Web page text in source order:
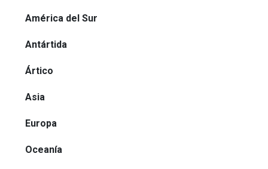
América del Sur
Antártida
Ártico
Asia
Europa
Oceanía